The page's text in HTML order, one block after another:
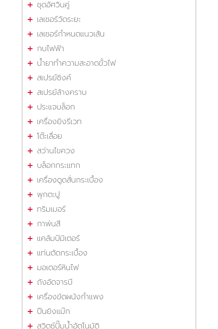
ชุดอัศวินคู่
เลเซอร์วัดระยะ
เลเซอร์กำหนดแนวเส้น
กบไฟฟ้า
น้ำยาทำความสะอาดขั้วไฟ
สเปรย์ซิงค์
สเปรย์ล้างคราบ
ประแจบล็อก
เครื่องยิงรีเวท
โต๊ะเลื่อย
สว่านไขควง
บล็อกกระแทก
เครื่องดูดสั่นกระเบื้อง
พุกตะปู
ทริมเมอร์
กาพ่นสี
แคล้มป์มิเตอร์
แท่นตัดกระเบื้อง
มอเตอร์หินไฟ
ถังอัดจารบี
เครื่องขัดผนังกำแพง
ปืนยิงแม๊ก
สวิตซ์ปั๊มน้ำอัตโนมัติ